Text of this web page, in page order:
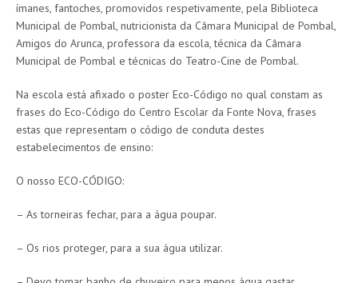
ímanes, fantoches, promovidos respetivamente, pela Biblioteca
Municipal de Pombal, nutricionista da Câmara Municipal de Pombal,
Amigos do Arunca, professora da escola, técnica da Câmara
Municipal de Pombal e técnicas do Teatro-Cine de Pombal.
Na escola está afixado o poster Eco-Código no qual constam as
frases do Eco-Código do Centro Escolar da Fonte Nova, frases
estas que representam o código de conduta destes
estabelecimentos de ensino:
O nosso ECO-CÓDIGO:
– As torneiras fechar, para a água poupar.
– Os rios proteger, para a sua água utilizar.